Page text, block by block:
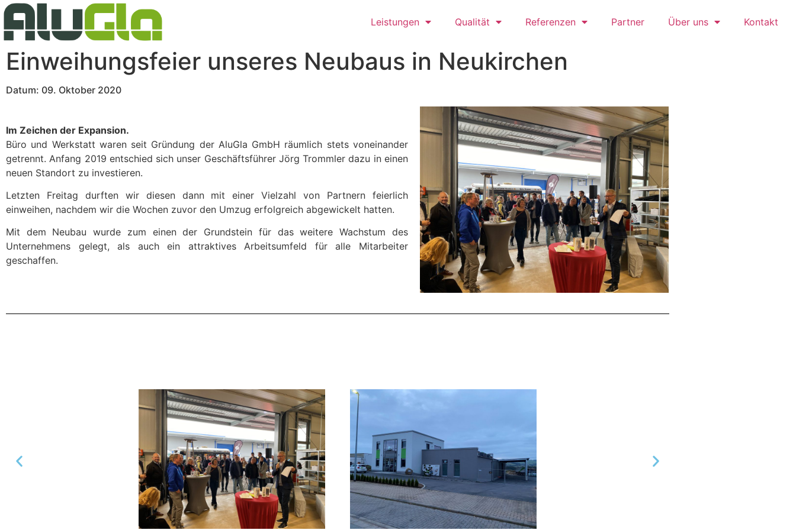
Leistungen Qualität Referenzen Partner Über uns Kontakt
Einweihungsfeier unseres Neubaus in Neukirchen
Datum: 09. Oktober 2020
Im Zeichen der Expansion.
Büro und Werkstatt waren seit Gründung der AluGla GmbH räumlich stets voneinander
getrennt. Anfang 2019 entschied sich unser Geschäftsführer Jörg Trommler dazu in einen
neuen Standort zu investieren.
Letzten Freitag durften wir diesen dann mit einer Vielzahl von Partnern feierlich
einweihen, nachdem wir die Wochen zuvor den Umzug erfolgreich abgewickelt hatten.
Mit dem Neubau wurde zum einen der Grundstein für das weitere Wachstum des
Unternehmens gelegt, als auch ein attraktives Arbeitsumfeld für alle Mitarbeiter
geschaffen.